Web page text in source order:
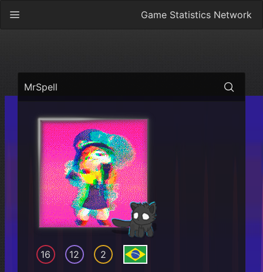
Game Statistics Network
MrSpell
16 12 2